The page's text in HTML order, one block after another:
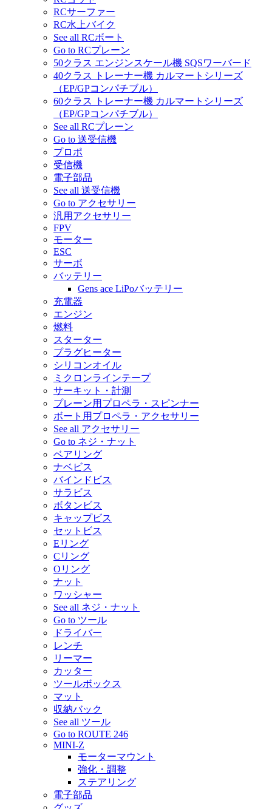
RCサーファー
RC水上バイク
See all RCボート
Go to RCプレーン
50クラス エンジンスケール機 SQSワーバード
40クラス トレーナー機 カルマートシリーズ
（EP/GPコンパチブル）
60クラス トレーナー機 カルマートシリーズ
（EP/GPコンパチブル）
See all RCプレーン
Go to 送受信機
プロポ
受信機
電子部品
See all 送受信機
Go to アクセサリー
汎用アクセサリー
FPV
モーター
ESC
サーボ
バッテリー
Gens ace LiPoバッテリー
充電器
エンジン
燃料
スターター
プラグヒーター
シリコンオイル
ミクロンラインテープ
サーキット・計測
プレーン用プロペラ・スピンナー
ボート用プロペラ・アクセサリー
See all アクセサリー
Go to ネジ・ナット
ベアリング
ナベビス
バインドビス
サラビス
ボタンビス
キャップビス
セットビス
Eリング
Cリング
Oリング
ナット
ワッシャー
See all ネジ・ナット
Go to ツール
ドライバー
レンチ
リーマー
カッター
ツールボックス
マット
収納バック
See all ツール
Go to ROUTE 246
MINI-Z
モーターマウント
強化・調整
ステアリング
電子部品